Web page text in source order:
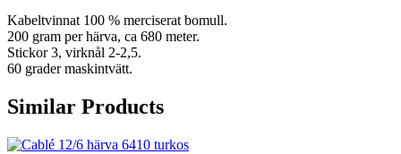
Kabeltvinnat 100 % merciserat bomull.
200 gram per härva, ca 680 meter.
Stickor 3, virknål 2-2,5.
60 grader maskintvätt.
Similar Products